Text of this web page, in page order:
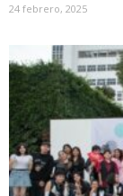
24 febrero, 2025